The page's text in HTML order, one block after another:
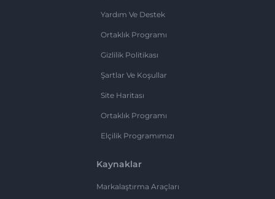
Yardım Ve Destek
Ortaklık Programı
Gizlilik Politikası
Şartlar Ve Koşullar
Site Haritası
Ortaklık Programı
Elçilik Programımızı
Kaynaklar
Markalaştırma Araçları